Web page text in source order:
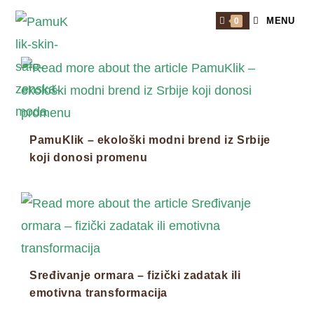
content
0 MENU
PamuKlik – ekološki modni brend iz Srbije
koji donosi promenu
Sređivanje ormara – fizički zadatak ili
emotivna transformacija